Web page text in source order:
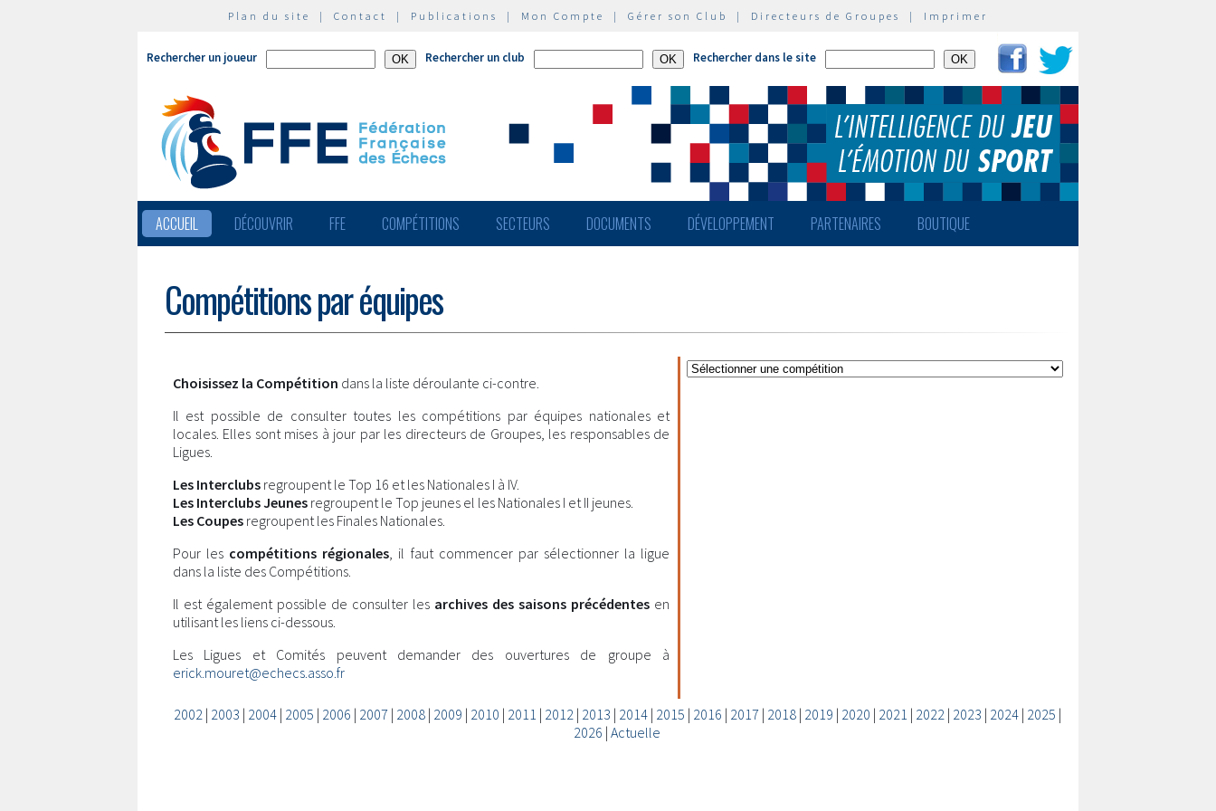
Plan du site | Contact | Publications | Mon Compte | Gérer son Club | Directeurs de Groupes | Imprimer
Rechercher un joueur Rechercher un club Rechercher dans le site
ACCUEIL DÉCOUVRIR FFE COMPÉTITIONS SECTEURS DOCUMENTS DÉVELOPPEMENT PARTENAIRES BOUTIQUE
Compétitions par équipes
Choisissez la Compétition dans la liste déroulante ci-contre.
Il est possible de consulter toutes les compétitions par équipes nationales et
locales. Elles sont mises à jour par les directeurs de Groupes, les responsables de
Ligues.
Les Interclubs regroupent le Top 16 et les Nationales I à IV.
Les Interclubs Jeunes regroupent le Top jeunes el les Nationales I et II jeunes.
Les Coupes regroupent les Finales Nationales.
Pour les compétitions régionales, il faut commencer par sélectionner la ligue
dans la liste des Compétitions.
Il est également possible de consulter les archives des saisons précédentes en
utilisant les liens ci-dessous.
Les Ligues et Comités peuvent demander des ouvertures de groupe à
erick.mouret@echecs.asso.fr
2002| 2003 | 2004| 2005 | 2006 | 2007 | 2008| 2009 | 2010 | 2011 | 2012| 2013 | 2014| 2015 | 2016 | 2017 | 2018| 2019 | 2020 | 2021 | 2022| 2023 | 2024| 2025 |
2026 | Actuelle